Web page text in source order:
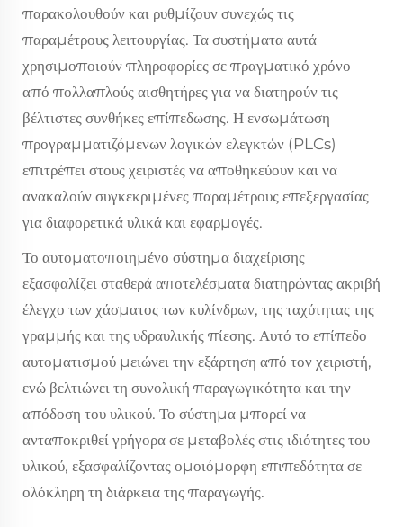
παρακολουθούν και ρυθμίζουν συνεχώς τις
παραμέτρους λειτουργίας. Τα συστήματα αυτά
χρησιμοποιούν πληροφορίες σε πραγματικό χρόνο
από πολλαπλούς αισθητήρες για να διατηρούν τις
βέλτιστες συνθήκες επίπεδωσης. Η ενσωμάτωση
προγραμματιζόμενων λογικών ελεγκτών (PLCs)
επιτρέπει στους χειριστές να αποθηκεύουν και να
ανακαλούν συγκεκριμένες παραμέτρους επεξεργασίας
για διαφορετικά υλικά και εφαρμογές.
Το αυτοματοποιημένο σύστημα διαχείρισης
εξασφαλίζει σταθερά αποτελέσματα διατηρώντας ακριβή
έλεγχο των χάσματος των κυλίνδρων, της ταχύτητας της
γραμμής και της υδραυλικής πίεσης. Αυτό το επίπεδο
αυτοματισμού μειώνει την εξάρτηση από τον χειριστή,
ενώ βελτιώνει τη συνολική παραγωγικότητα και την
απόδοση του υλικού. Το σύστημα μπορεί να
ανταποκριθεί γρήγορα σε μεταβολές στις ιδιότητες του
υλικού, εξασφαλίζοντας ομοιόμορφη επιπεδότητα σε
ολόκληρη τη διάρκεια της παραγωγής.